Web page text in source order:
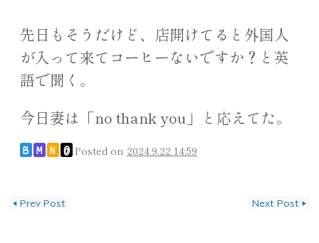
先日もそうだけど、店開けてると外国人
が入って来てコーヒーないですか？と英
語で聞く。
今日妻は「no thank you」と応えてた。
B M N @ Posted on 2024.9.22 14:59
◀ Prev Post Next Post ▶